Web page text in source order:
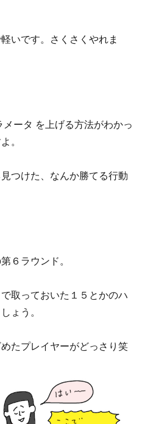
いです。さくさくやれま
ータ を上げる方法がわかっ
。
つけた、なんか勝てる行動
６ラウンド。
取っておいた１５とかのハ
ょう。
たプレイヤーがどっさり笑